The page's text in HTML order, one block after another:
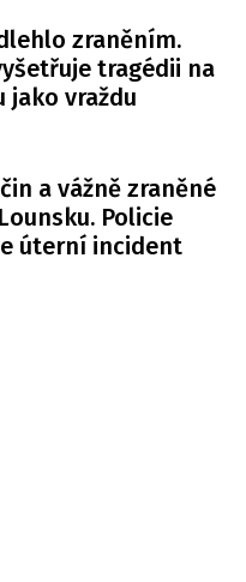
zraněním.
tragédii na
jako vraždu
a vážně zraněné
Policie
úterní incident